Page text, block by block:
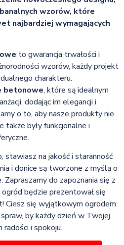
wzorów, które
najbardziej wymagających
to gwarancja trwałości i
wzorów, każdy projekt
charakteru.
betonowe, które są idealnym
dodając im elegancji i
o to, aby nasze produkty nie
także były funkcjonalne i
stawiasz na jakość i staranność
i donice są tworzone z myślą o
do zapoznania się z
będzie prezentował się
Ciesz się wyjątkowym ogrodem
by każdy dzień w Twojej
radości i spokoju.